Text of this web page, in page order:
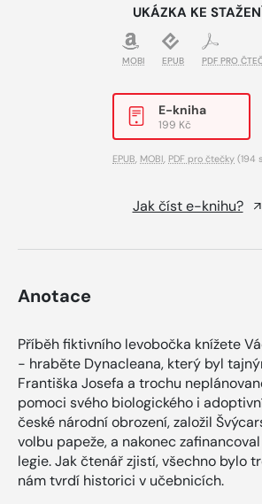
UKÁZKA KE
MOBI EPUB PDF PRO
E-kniha
199 Kč
EPUB MOBI PDF pro čtečky (194
Jak číst e-knihu?
Anotace
Příběh fiktivního levobočka knížete
- hraběte Dynacleana, který byl
Františka Josefa a trochu
pomoci svého biologického i
české národní obrození, založil
volbu papeže, a nakonec
legie. Jak čtenář zjistí, všechno bylo
nám tvrdí historici v učebnicích.